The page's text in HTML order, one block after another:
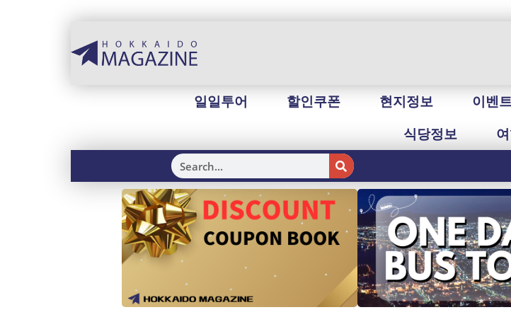
일일투어 할인쿠폰 현지정보 이벤
식당정보